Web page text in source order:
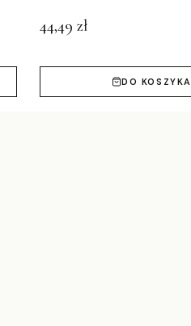
44,49 zł
DO KOSZYKA